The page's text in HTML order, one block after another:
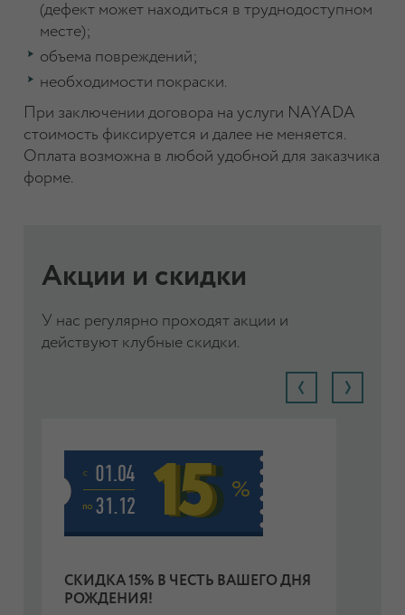
(дефект может находиться в труднодоступном
месте);
объема повреждений;
необходимости покраски.
При заключении договора на услуги NAYADA
стоимость фиксируется и далее не меняется.
Оплата возможна в любой удобной для заказчика
форме.
Акции и скидки
У нас регулярно проходят акции и
действуют клубные скидки.
СКИДКА 15% В ЧЕСТЬ ВАШЕГО ДНЯ
РОЖДЕНИЯ!